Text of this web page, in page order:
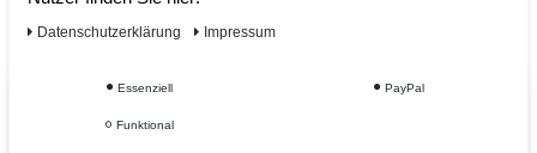
Kauf auf Rechnung
Daten­schutz­erklärung Impressum
Essenziell PayPal
Funktional